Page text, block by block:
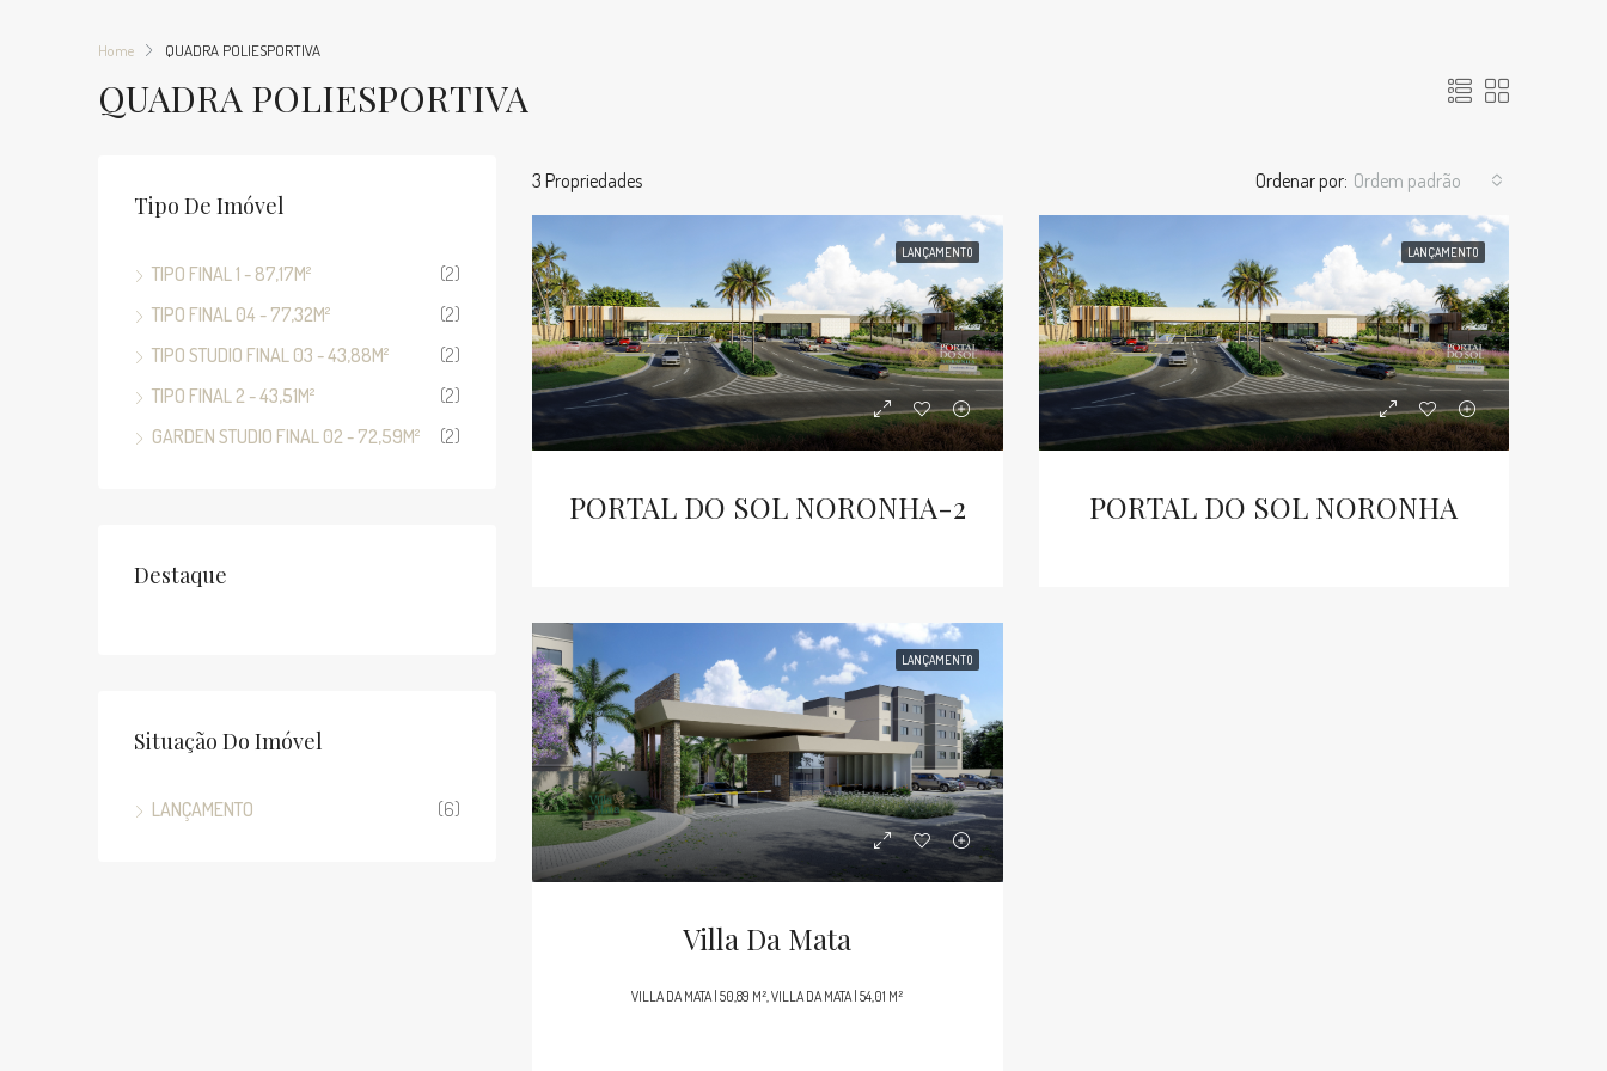
Home QUADRA POLIESPORTIVA
QUADRA POLIESPORTIVA
3 Propriedades Ordenar por: Ordem padrão
LANÇAMENTO
PORTAL DO SOL NORONHA-2
LANÇAMENTO
PORTAL DO SOL NORONHA
LANÇAMENTO
Villa Da Mata
VILLA DA MATA | 50,89 M², VILLA DA MATA | 54,01 M²
Tipo De Imóvel
TIPO FINAL 1 - 87,17M²
(2)
TIPO FINAL 04 - 77,32M²
(2)
TIPO STUDIO FINAL 03 - 43,88M²
(2)
TIPO FINAL 2 - 43,51M²
(2)
GARDEN STUDIO FINAL 02 - 72,59M²
(2)
Destaque
Situação Do Imóvel
LANÇAMENTO (6)